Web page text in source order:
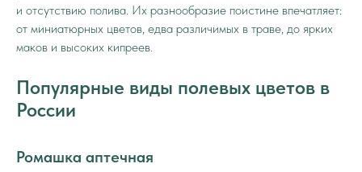
и отсутствию полива. Их разнообразие поистине впечатляет:
от миниатюрных цветов, едва различимых в траве, до ярких
маков и высоких кипреев.
Популярные виды полевых цветов в
России
Ромашка аптечная